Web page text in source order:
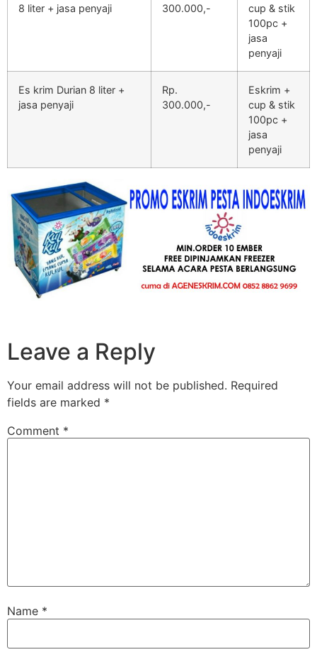
8 liter + jasa penyaji
300.000,-
cup & stik
100pc +
jasa
penyaji
Es krim Durian 8 liter +
jasa penyaji
Rp.
300.000,-
Eskrim +
cup & stik
100pc +
jasa
penyaji
Leave a Reply
Your email address will not be published. Required
fields are marked *
Comment *
Name *